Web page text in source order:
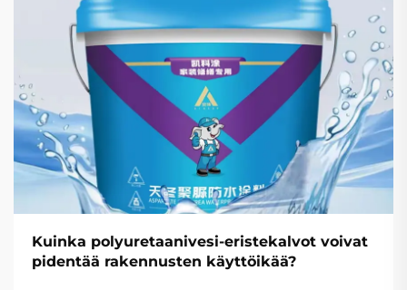
Kuinka polyuretaanivesi-eristekalvot voivat
pidentää rakennusten käyttöikää?